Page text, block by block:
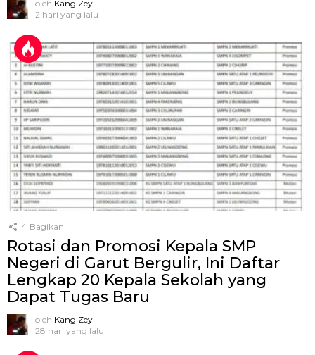
oleh Kang Zey
2 hari yang lalu
4 Bagikan
Rotasi dan Promosi Kepala SMP
Negeri di Garut Bergulir, Ini Daftar
Lengkap 20 Kepala Sekolah yang
Dapat Tugas Baru
oleh Kang Zey
28 hari yang lalu